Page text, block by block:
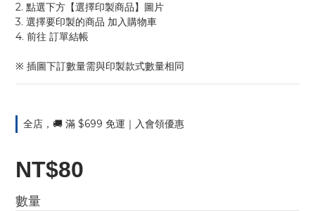
2. 點選下方【選擇印製商品】圖片
3. 選擇要印製的商品 加入購物車
4. 前往 訂單結帳
※ 插圖下訂數量需與印製款式數量相同
全店，🚚 滿 $699 免運｜入會領優惠
NT$80
數量